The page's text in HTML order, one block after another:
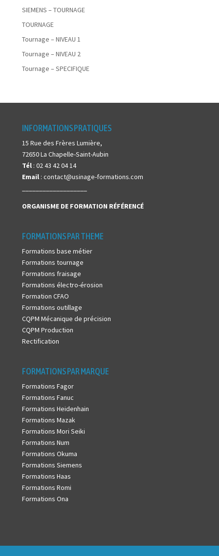
SIEMENS – TOURNAGE
TOURNAGE
Tournage – NIVEAU 1
Tournage – NIVEAU 2
Tournage – SPECIFIQUE
INFORMATIONS PRATIQUES
15 Rue des Frères Lumière,
72650 La Chapelle-Saint-Aubin
Tél: 02 43 42 04 14
Email: contact@usinage-formations.com
ORGANISME DE FORMATION RÉFÉRENCÉ
FORMATIONS PAR THEME
Formations base métier
Formations tournage
Formations fraisage
Formations électro-érosion
Formation CFAO
Formations outillage
CQPM Mécanique de précision
CQPM Production
Rectification
FORMATIONS PAR MARQUE
Formations Fagor
Formations Fanuc
Formations Heidenhain
Formations Mazak
Formations Mori Seiki
Formations Num
Formations Okuma
Formations Siemens
Formations Haas
Formations Romi
Formations Ona